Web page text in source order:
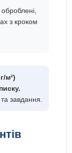
з кроком
м²)
завдання.